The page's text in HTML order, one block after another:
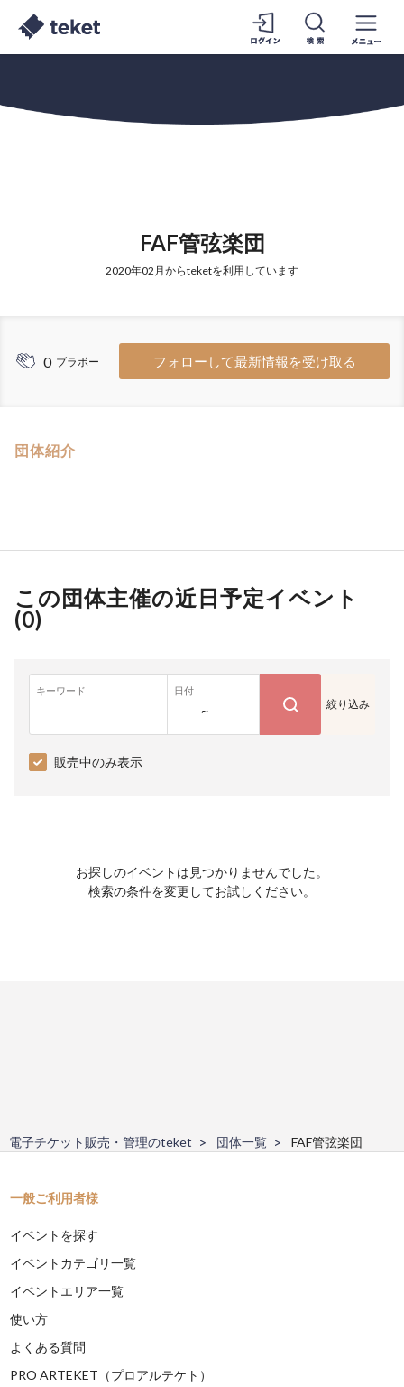
FAF管弦楽団
2020年02月からteketを利用しています
0 ブラボー フォローして最新情報を受け取る
団体紹介
この団体主催の近日予定イベント
(0)
キーワード 日付
~ 絞り込み
販売中のみ表示
お探しのイベントは見つかりませんでした。
検索の条件を変更してお試しください。
電子チケット販売・管理のteket 団体一覧 FAF管弦楽団
一般ご利用者様
イベントを探す
イベントカテゴリ一覧
イベントエリア一覧
使い方
よくある質問
PRO ARTEKET（プロアルテケト）